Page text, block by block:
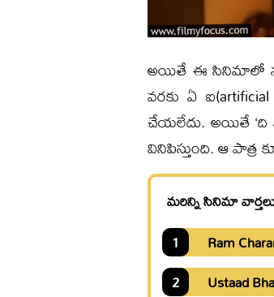
అయితే ఈ సినిమాలో
వరకు ఏ
చేయలేదు. అయితే ‘ది
వినిపిస్తుంది. ఆ
మరిన్ని సినిమా
1
Ram
2
Ustaad